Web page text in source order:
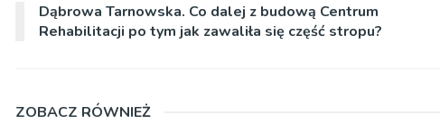
Dąbrowa Tarnowska. Co dalej z budową Centrum
Rehabilitacji po tym jak zawaliła się część stropu?
ZOBACZ RÓWNIEŻ